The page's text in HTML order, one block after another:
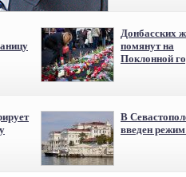
Донбасских
помянут на
Поклонной
В
введен